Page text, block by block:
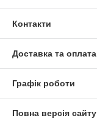
Контакти
Доставка та оплата
Графік роботи
Повна версія сайту